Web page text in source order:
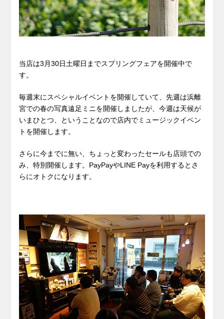
当店は3月30日土曜日までスプリングフェアを開催中で
す。
毎週末にスペシャルイベントを開催していて、先週は浜離
宮での春の写真遠足ミニを開催しましたが、今週は天候が
いまひとつ、ということなので店内でミュージックイベン
トを開催します。
さらに今までに無い、ちょっと変わったセールも店頭での
み、特別開催します。PayPayやLINE Payを利用するとさ
らにオトクになります。